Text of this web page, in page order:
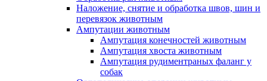
Наложение, снятие и обработка швов, шин и
перевязок животным
Ампутации животным
Ампутация конечностей животным
Ампутация хвоста животным
Ампутация рудиментраных фаланг у
собак